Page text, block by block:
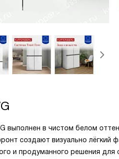
выполнен в чистом белом
создают визуально лёгкий
и продуманного решения